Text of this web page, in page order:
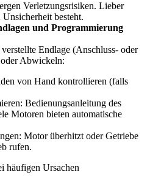
Verletzungsrisiken. Lieber
besteht.
und Programmierung
Endlage (Anschluss- oder
Abwickeln:
von Hand kontrollieren (falls
Bedienungsanleitung des
Motoren bieten automatische
Motor überhitzt oder Getriebe
rufen.
häufigen Ursachen